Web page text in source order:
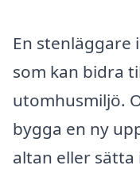
En stenläggare
som kan bidra
utomhusmiljö.
bygga en ny
altan eller